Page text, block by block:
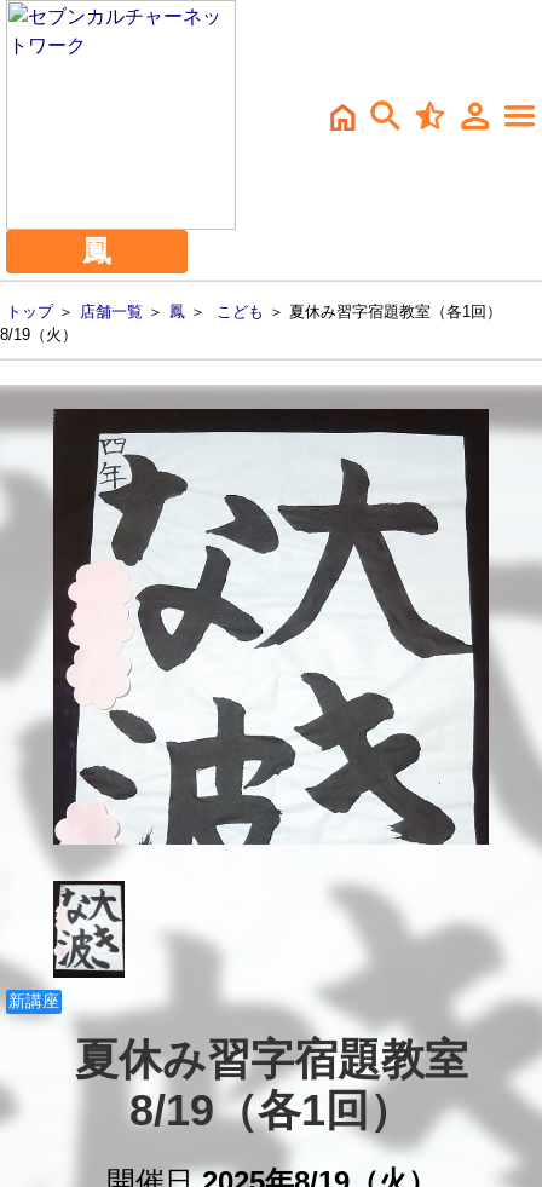
鳳
トップ＞ 店舗一覧 ＞ 鳳 ＞ こども ＞ 夏休み習字宿題教室（各1回）
8/19（火）
新講座
夏休み習字宿題教室
8/19（各1回）